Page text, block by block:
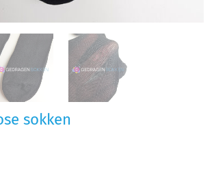
sokken